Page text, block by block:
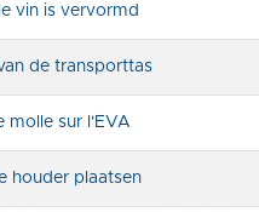
vin is vervormd
de transporttas
molle sur l'EVA
houder plaatsen